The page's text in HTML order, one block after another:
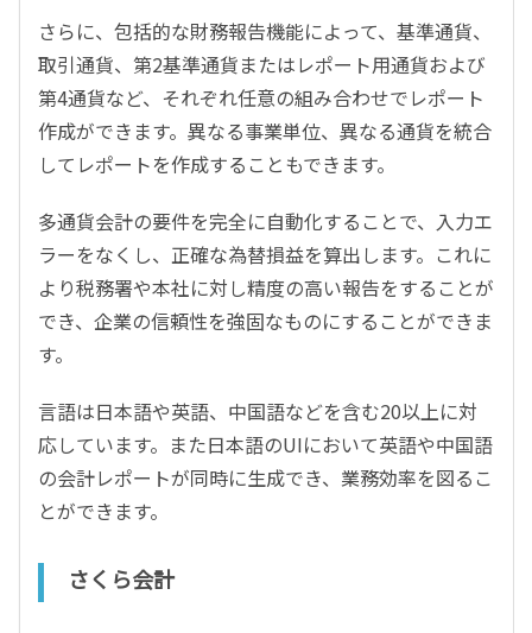
さらに、包括的な財務報告機能によって、基準通貨、
取引通貨、第2基準通貨またはレポート用通貨および
第4通貨など、それぞれ任意の組み合わせでレポート
作成ができます。異なる事業単位、異なる通貨を統合
してレポートを作成することもできます。
多通貨会計の要件を完全に自動化することで、入力エ
ラーをなくし、正確な為替損益を算出します。これに
より税務署や本社に対し精度の高い報告をすることが
でき、企業の信頼性を強固なものにすることができま
す。
言語は日本語や英語、中国語などを含む20以上に対
応しています。また日本語のUIにおいて英語や中国語
の会計レポートが同時に生成でき、業務効率を図るこ
とができます。
さくら会計